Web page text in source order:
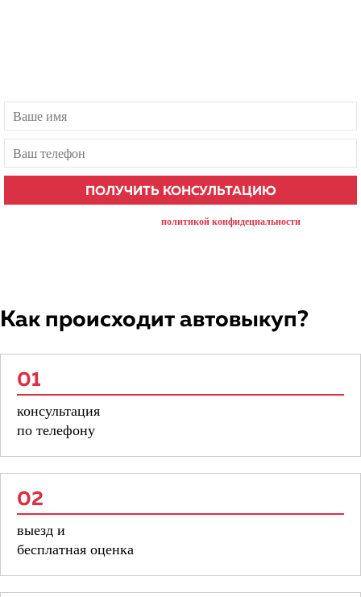
политикой конфидециальности
Как происходит автовыкуп?
01
консультация
по телефону
02
выезд и
бесплатная оценка